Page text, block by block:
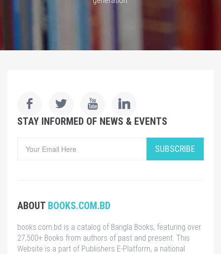
STAY INFORMED OF NEWS & EVENTS
SUBSCRIBE
ABOUT BOOKS.COM.BD
books.com.bd is a catalog of Bangla Books, featuring over
27,500+ Books from authors of past and present. This
Website is a part of Publishers E-Platform, a national